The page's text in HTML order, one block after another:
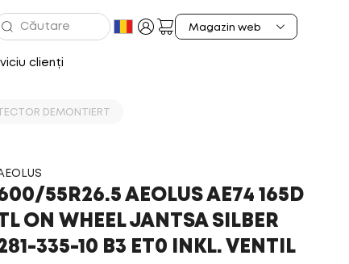
clienți
DEMONTIERT
55R26.5 AEOLUS AE74 165D
ON WHEEL JANTSA SILBER
335-10 B3 ET0 INKL. VENTIL